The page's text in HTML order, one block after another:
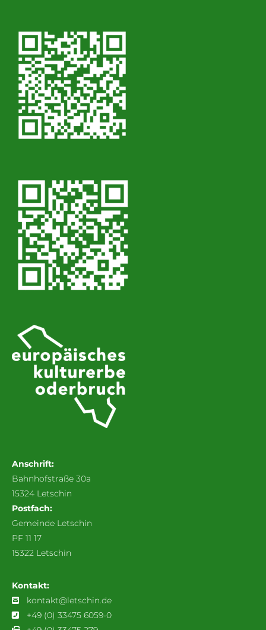
Anschrift:
Bahnhofstraße 30a
15324 Letschin
Postfach:
Gemeinde Letschin
PF 11 17
15322 Letschin
Kontakt:
kontakt@letschin.de
+49 (0) 33475 6059-0